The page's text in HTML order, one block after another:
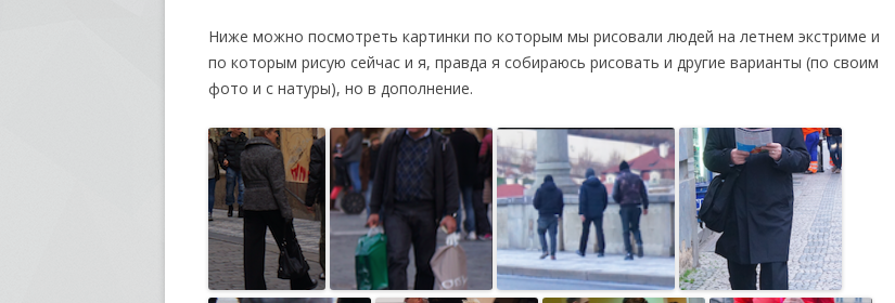
Ниже можно посмотреть картинки по которым мы рисовали людей на летнем экстриме и
по которым рисую сейчас и я, правда я собираюсь рисовать и другие варианты (по своим
фото и с натуры), но в дополнение.